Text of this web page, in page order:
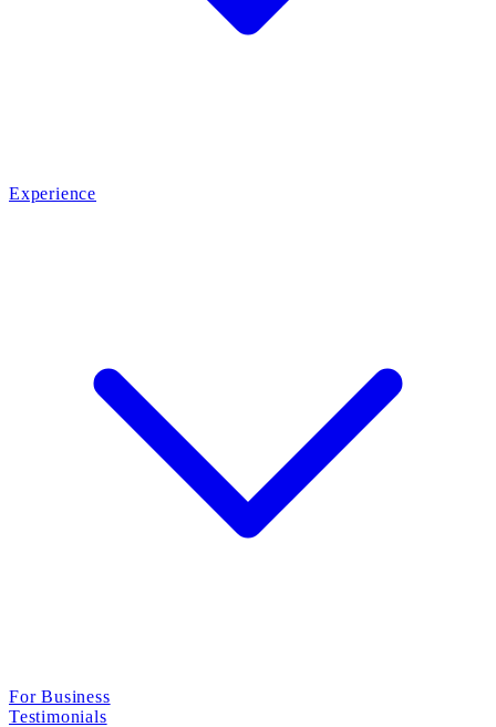
Experience
For Business
Testimonials